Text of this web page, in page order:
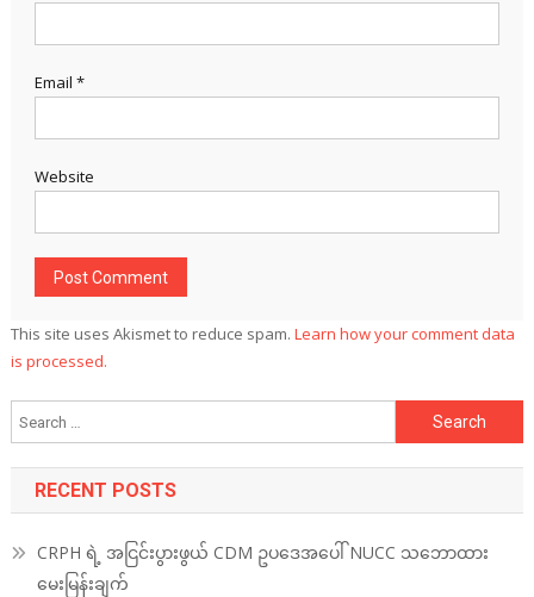
Email *
Website
This site uses Akismet to reduce spam. Learn how your comment data
is processed.
Search
for:
RECENT POSTS
CRPH ရဲ့ အငြင်းပွားဖွယ် CDM ဥပဒေအပေါ် NUCC သဘောထား
မေးမြန်းချက်